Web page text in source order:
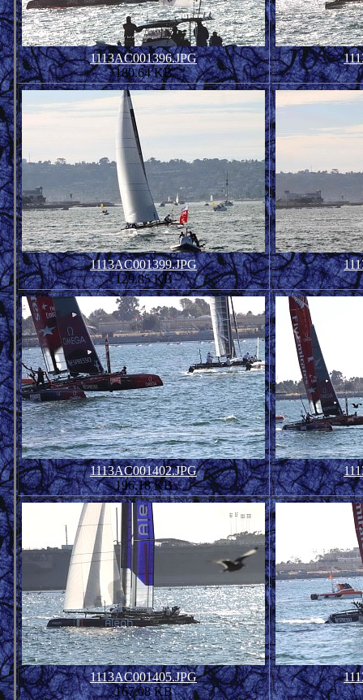
1113AC001396.JPG
180.64 KB
1113AC001399.JPG
129.85 KB
1113AC001402.JPG
196.18 KB
1113AC001405.JPG
167.08 KB